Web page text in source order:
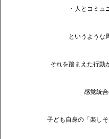
・人とコミュ
というような
それを踏まえた行動
感覚統合
子ども自身の「楽し